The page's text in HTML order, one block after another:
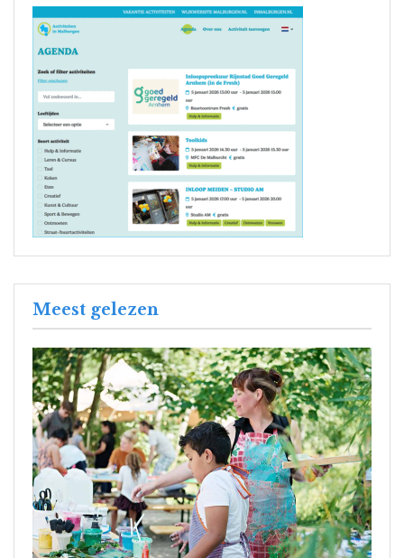
Meest gelezen